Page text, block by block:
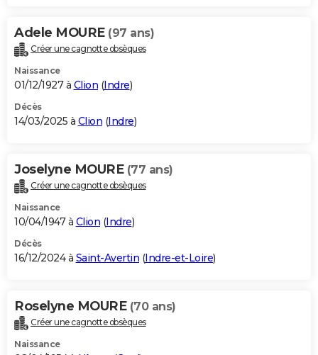
Adele MOURE (97 ans)
Créer une cagnotte obsèques
Naissance
01/12/1927 à Clion (Indre)
Décès
14/03/2025 à Clion (Indre)
Joselyne MOURE (77 ans)
Créer une cagnotte obsèques
Naissance
10/04/1947 à Clion (Indre)
Décès
16/12/2024 à Saint-Avertin (Indre-et-Loire)
Roselyne MOURE (70 ans)
Créer une cagnotte obsèques
Naissance